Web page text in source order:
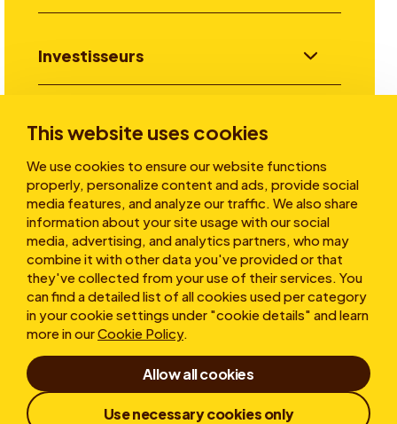
This website uses cookies
We use cookies to ensure our website functions
properly, personalize content and ads, provide social
media features, and analyze our traffic. We also share
information about your site usage with our social
media, advertising, and analytics partners, who may
combine it with other data you've provided or that
they've collected from your use of their services. You
can find a detailed list of all cookies used per category
in your cookie settings under "cookie details" and learn
more in ourCookie Policy.
Allow all cookies
Use necessary cookies only
Investisseurs
Aller plus loin
A propos
Conditions d’utilisation
Déclaration de confidentialité
Politique de protection des lanceurs d'alerte